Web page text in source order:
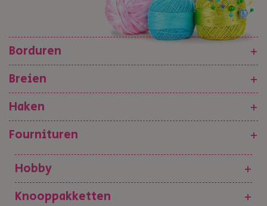
Borduren
+
Breien
+
Haken
+
Fournituren
+
Hobby
+
Knooppakketten
+